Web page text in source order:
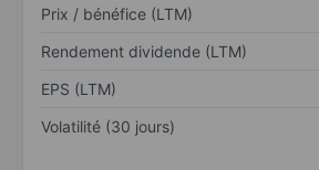
Prix / bénéfice (LTM)
Rendement dividende (LTM)
EPS (LTM)
Volatilité (30 jours)